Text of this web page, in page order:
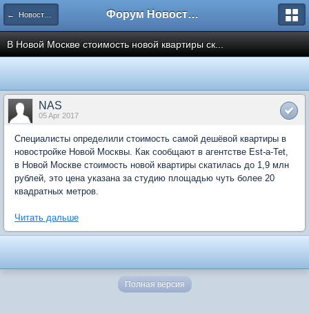
← Новости рынка недвижимости Форум Новостройки
В Новой Москве стоимость новой квартиры ск...
NAS
05 Apr 2017
Специалисты определили стоимость самой дешёвой квартиры в
новостройке Новой Москвы. Как сообщают в агентстве Est-a-Tet,
в Новой Москве стоимость новой квартиры скатилась до 1,9 млн
рублей, это цена указана за студию площадью чуть более 20
квадратных метров.
Читать дальше
Полная версия